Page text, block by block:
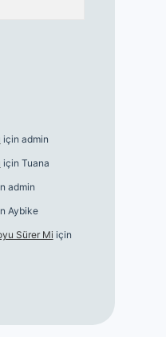
için admin
için Tuana
admin
Aybike
Sürer Mi için